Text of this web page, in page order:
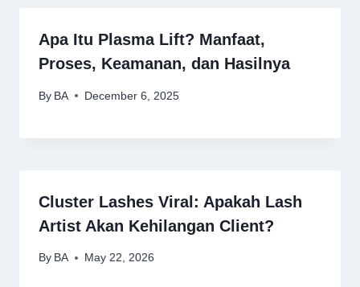
Apa Itu Plasma Lift? Manfaat,
Proses, Keamanan, dan Hasilnya
By BA December 6, 2025
Cluster Lashes Viral: Apakah Lash
Artist Akan Kehilangan Client?
By BA May 22, 2026